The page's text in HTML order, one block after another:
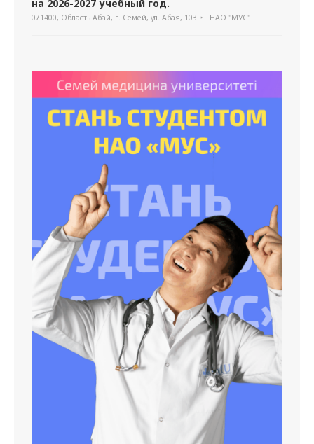
на 2026-2027 учебный год.
071400, Область Абай, г. Семей, ул. Абая, 103 НАО "МУС"